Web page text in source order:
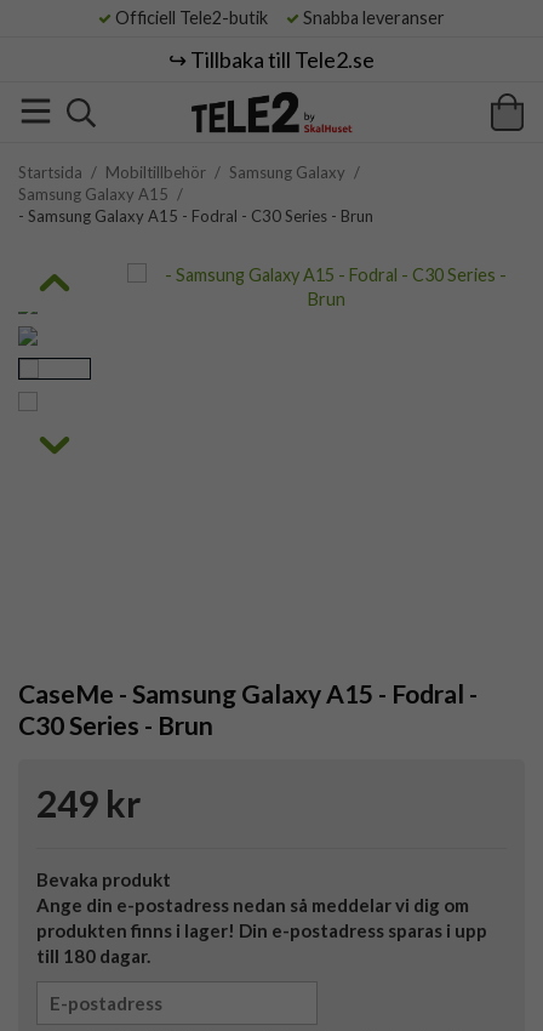
Officiell Tele2-butik Snabba leveranser
↪️ Tillbaka till Tele2.se
Startsida / Mobiltillbehör / Samsung Galaxy /
Samsung Galaxy A15 /
- Samsung Galaxy A15 - Fodral - C30 Series - Brun
CaseMe - Samsung Galaxy A15 - Fodral -
C30 Series - Brun
249 kr
Bevaka produkt
Ange din e-postadress nedan så meddelar vi dig om
produkten finns i lager! Din e-postadress sparas i upp
till 180 dagar.